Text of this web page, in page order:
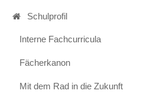
Schulprofil
Interne Fachcurricula
Fächerkanon
Mit dem Rad in die Zukunft